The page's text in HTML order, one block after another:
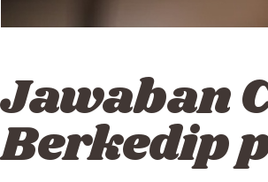
Jawaban
Berkedip